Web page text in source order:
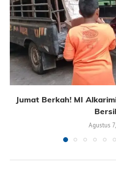
Jumat Berkah! MI
Agustus